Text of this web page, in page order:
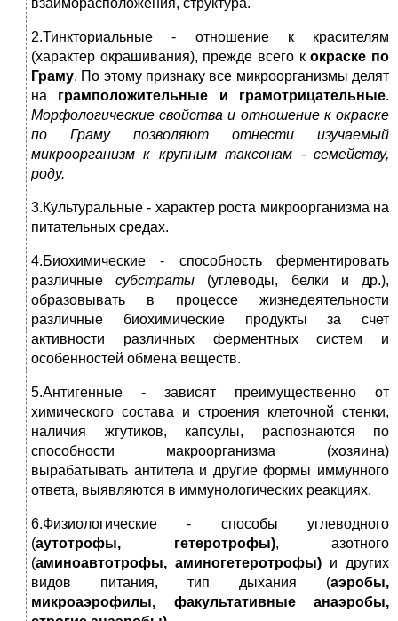
взаиморасположения, структура.
2.Тинкториальные - отношение к красителям
(характер окрашивания), прежде всего кокраске по
Граму. По этому признаку все микроорганизмы делят
на грамположительные и грамотрицательные.
Морфологические свойства и отношение к окраске
по Граму позволяют отнести изучаемый
микроорганизм к крупным таксонам - семейству,
роду.
3.Культуральные - характер роста микроорганизма на
питательных средах.
4.Биохимические - способность ферментировать
различныесубстраты (углеводы, белки и др.),
образовывать в процессе жизнедеятельности
различные биохимические продукты за счет
активности различных ферментных систем и
особенностей обмена веществ.
5.Антигенные - зависят преимущественно от
химического состава и строения клеточной стенки,
наличия жгутиков, капсулы, распознаются по
способности макроорганизма (хозяина)
вырабатывать антитела и другие формы иммунного
ответа, выявляются в иммунологических реакциях.
6.Физиологические - способы углеводного
(аутотрофы, гетеротрофы), азотного
(аминоавтотрофы, аминогетеротрофы) и других
видов питания, тип дыхания (аэробы,
микроаэрофилы, факультативные анаэробы,